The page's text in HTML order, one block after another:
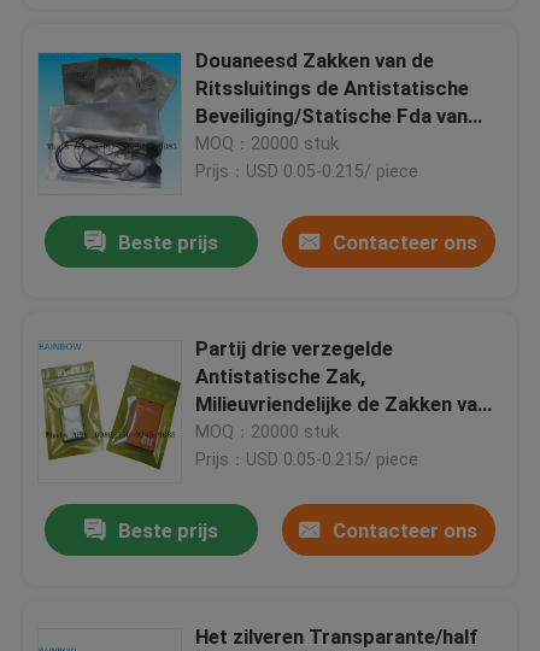
Douaneesd Zakken van de
Ritssluitings de Antistatische
Beveiliging/Statische Fda van
Bewijszakken Sgs
MOQ：20000 stuk
Prijs：USD 0.05-0.215/ piece
Beste prijs Contacteer ons
Partij drie verzegelde
Antistatische Zak,
Milieuvriendelijke de Zakken van
de Vochtigheidsbarrière
MOQ：20000 stuk
Prijs：USD 0.05-0.215/ piece
Beste prijs Contacteer ons
Het zilveren Transparante/half